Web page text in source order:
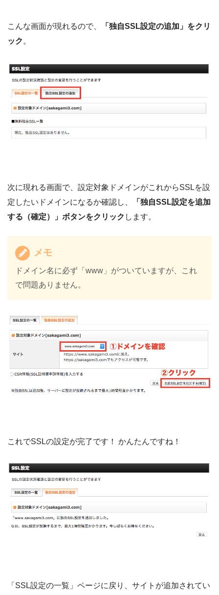
こんな画面が現れるので、
「独自SSL設定の追加」をクリ
ック 。
次に現れる画面で、設定対象ドメインがこれからSSLを設
定したいドメインになるか確認し、
「独自SSL設定を追加
する（確定）」ボタンをクリック します。
メモ
ドメイン名に必ず「www」がついていますが、これ
で問題ありません。
これでSSLの設定が完了です！ かんたんですね！
「SSL設定の一覧」ページに戻り、サイトが追加されてい